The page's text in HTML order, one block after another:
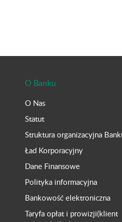
O Banku
O Nas
Statut
Struktura organizacyjna
Ład Korporacyjny
Dane Finansowe
Polityka informacyjna
Bankowość elektroniczna
Taryfa opłat i prowizji(klient